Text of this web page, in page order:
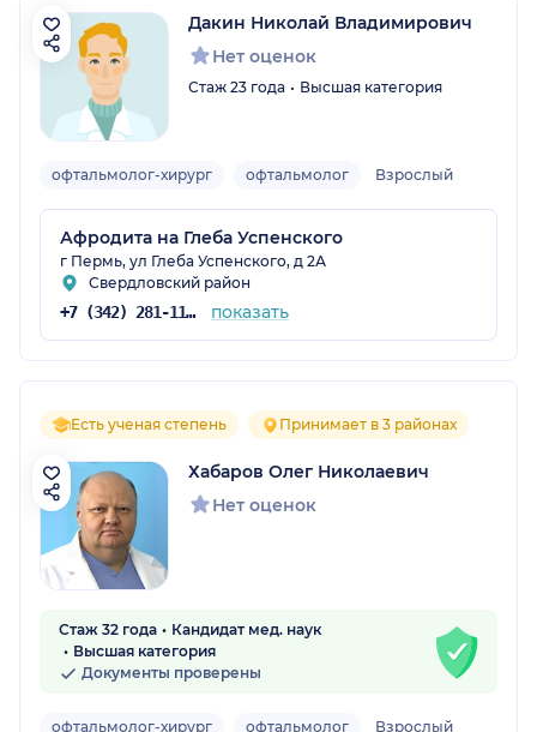
Дакин Николай Владимирович
Нет оценок
Стаж 23 года Высшая категория
офтальмолог-хирург офтальмолог Взрослый
Афродита на Глеба Успенского
г Пермь, ул Глеба Успенского, д 2А
Свердловский район
+7 (342) 281-11-44 показать
Есть ученая степень Принимает в 3 районах
Хабаров Олег Николаевич
Нет оценок
Стаж 32 года
Кандидат мед. наук
Высшая категория
Документы проверены
офтальмолог-хирург офтальмолог Взрослый